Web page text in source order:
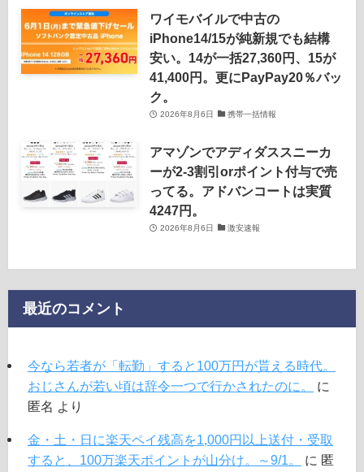
ワイモバイルで中古の
iPhone14/15が純新規でも結構
安い。14が一括27,360円、15が
41,400円。更にPayPay20％バッ
ク。
2026年8月6日 携帯一括情報
アマゾンでアディダススニーカ
ーが2-3割引orポイント付与で売
ってる。アドバンコートは実質
4247円。
2026年8月6日 激安速報
最近のコメント
今なら若者が「転勤」すると100万円が貰える時代。
おじさんが若い頃は辞令一つで行かされたのに。
に
匿名 より
金・土・日に楽天ペイ残高を1,000円以上送付・受取
すると、100万楽天ポイントが山分け。～9/1。
に 匿